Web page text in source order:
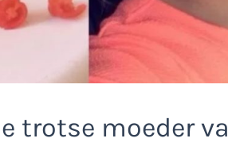
trotse moeder